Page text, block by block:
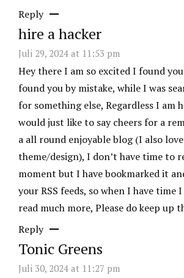
Reply
hire a hacker
Juli 29, 2024 at 11:53 pm
Hey there I am so excited I found
found you by mistake, while I was
for something else, Regardless I am
would just like to say cheers for a
a all round enjoyable blog (I also
theme/design), I don’t have time to
moment but I have bookmarked it
your RSS feeds, so when I have time
read much more, Please do keep up
Reply
Tonic Greens
Juli 30, 2024 at 11:27 pm